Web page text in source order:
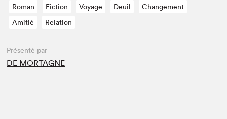
Roman
Fiction Voyage Deuil
Changement
Amitié
Relation
Présenté par
DE MORTAGNE